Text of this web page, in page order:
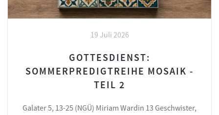
19 Juli 2026
GOTTESDIENST:
SOMMERPREDIGTREIHE MOSAIK -
TEIL 2
Galater 5, 13-25 (NGÜ) Miriam Wardin 13 Geschwister,